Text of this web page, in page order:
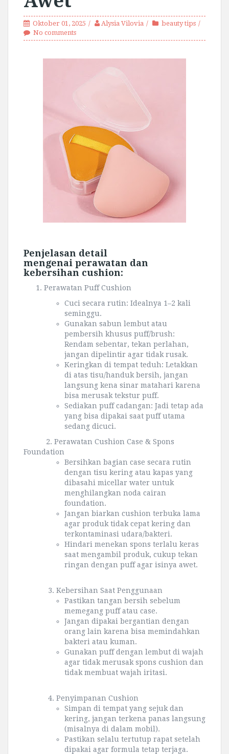
Oktober 01, 2025 Alysia Vilovia
beauty tips
No comments
Penjelasan detail
mengenai perawatan dan
kebersihan cushion:
Perawatan Puff Cushion
Cuci secara rutin: Idealnya 1–2 kali
seminggu.
Gunakan sabun lembut atau
pembersih khusus puff/brush:
Rendam sebentar, tekan perlahan,
jangan dipelintir agar tidak rusak.
Keringkan di tempat teduh: Letakkan
di atas tisu/handuk bersih, jangan
langsung kena sinar matahari karena
bisa merusak tekstur puff.
Sediakan puff cadangan: Jadi tetap ada
yang bisa dipakai saat puff utama
sedang dicuci.
2. Perawatan Cushion Case & Spons
Foundation
Bersihkan bagian case secara rutin
dengan tisu kering atau kapas yang
dibasahi micellar water untuk
menghilangkan noda cairan
foundation.
Jangan biarkan cushion terbuka lama
agar produk tidak cepat kering dan
terkontaminasi udara/bakteri.
Hindari menekan spons terlalu keras
saat mengambil produk, cukup tekan
ringan dengan puff agar isinya awet.
3. Kebersihan Saat Penggunaan
Pastikan tangan bersih sebelum
memegang puff atau case.
Jangan dipakai bergantian dengan
orang lain karena bisa memindahkan
bakteri atau kuman.
Gunakan puff dengan lembut di wajah
agar tidak merusak spons cushion dan
tidak membuat wajah iritasi.
4. Penyimpanan Cushion
Simpan di tempat yang sejuk dan
kering, jangan terkena panas langsung
(misalnya di dalam mobil).
Pastikan selalu tertutup rapat setelah
dipakai agar formula tetap terjaga.